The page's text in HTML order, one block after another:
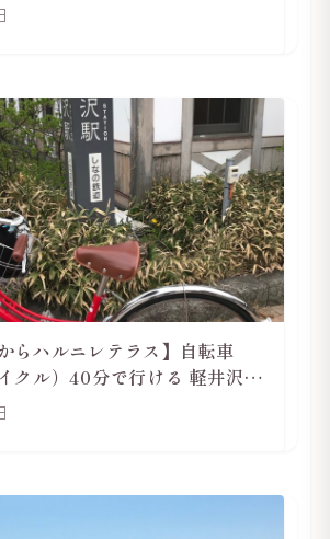
らハルニレテラス】自転車
クル）40分で行ける 軽井沢旅
用がおススメ